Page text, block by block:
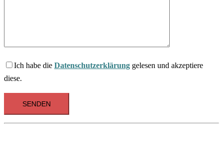
Ich habe die Datenschutzerklärung gelesen und akzeptiere
diese.